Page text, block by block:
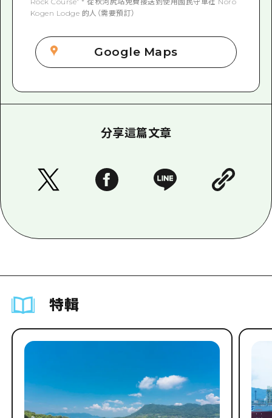
Kogen Lodge 的人（需要預訂）
Google Maps
分享這篇文章
特輯